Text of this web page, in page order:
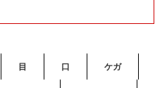
目 口 ケガ